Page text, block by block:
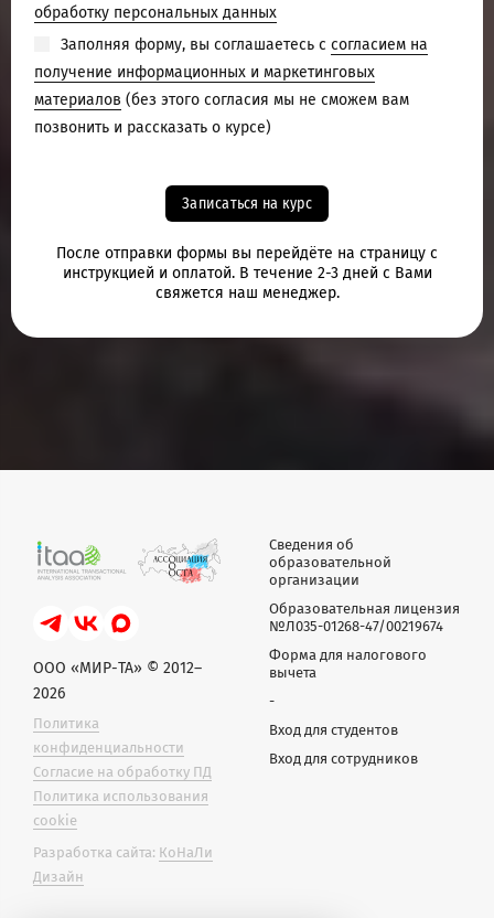
обработку персональных данных
Заполняя форму, вы соглашаетесь с согласием на
получение информационных и маркетинговых
материалов (без этого согласия мы не сможем вам
позвонить и рассказать о курсе)
Записаться на курс
После отправки формы вы перейдёте на страницу с
инструкцией и оплатой. В течение 2-3 дней с Вами
свяжется наш менеджер.
ООО «МИР-ТА» © 2012–
2026
Политика
конфиденциальности
Согласие на обработку ПД
Политика использования
cookie
Разработка сайта: КоНаЛи
Дизайн
Сведения об
образовательной
организации
Образовательная лицензия
№Л035-01268-47/00219674
Форма для налогового
вычета
-
Вход для студентов
Вход для сотрудников